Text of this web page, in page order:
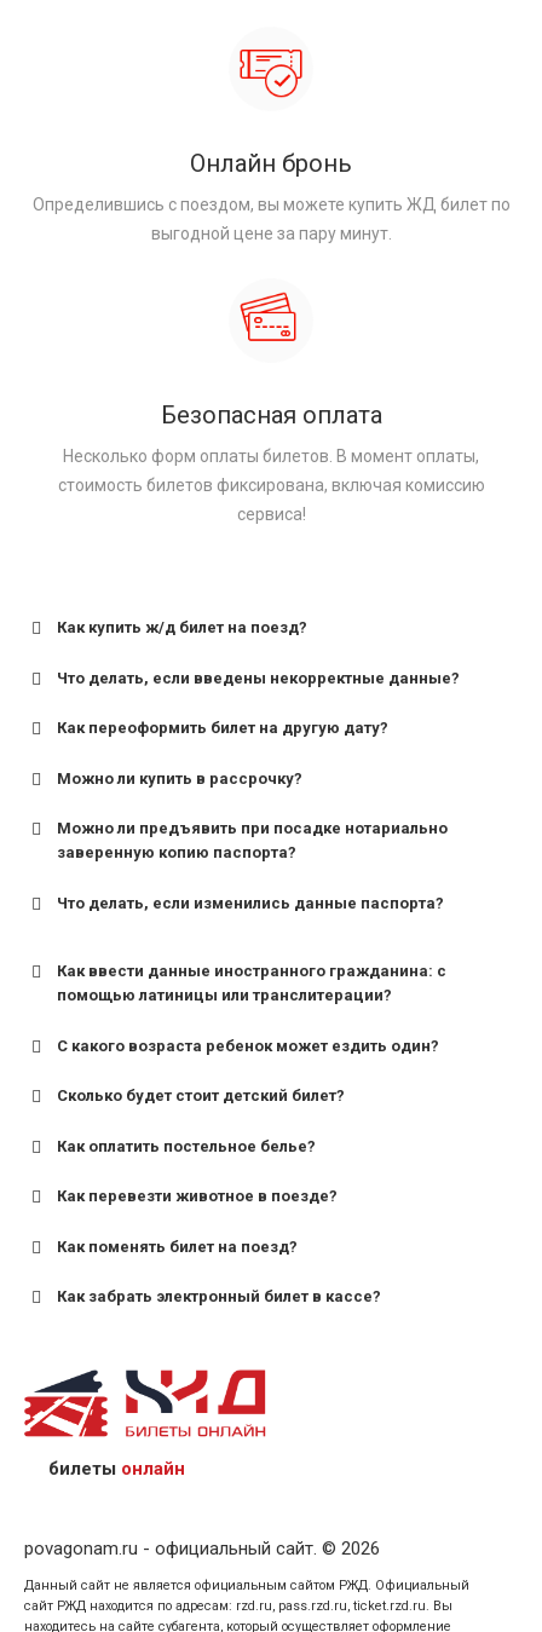
Онлайн бронь
Определившись с поездом, вы можете купить ЖД билет по
выгодной цене за пару минут.
Безопасная оплата
Несколько форм оплаты билетов. В момент оплаты,
стоимость билетов фиксирована, включая комиссию
сервиса!
Как купить ж/д билет на поезд?
Что делать, если введены некорректные данные?
Как переоформить билет на другую дату?
Можно ли купить в рассрочку?
Можно ли предъявить при посадке нотариально
заверенную копию паспорта?
Что делать, если изменились данные паспорта?
Как ввести данные иностранного гражданина: с
помощью латиницы или транслитерации?
С какого возраста ребенок может ездить один?
для поездов дальнего следования — от 10 лет и
для пригородных поездов — от 7 лет.
Сколько будет стоит детский билет?
Как оплатить постельное белье?
Как перевезти животное в поезде?
Как поменять билет на поезд?
Как забрать электронный билет в кассе?
назвав кассиру 14-значный номер заказа;
предъявив удостоверение личности пассажира, на
кого оформлен билет.
билеты онлайн
povagonam.ru - официальный сайт. © 2026
Данный сайт не является официальным сайтом РЖД. Официальный
сайт РЖД находится по адресам: rzd.ru, pass.rzd.ru, ticket.rzd.ru. Вы
находитесь на сайте субагента, который осуществляет оформление